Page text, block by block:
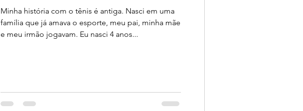
Minha história com o tênis é antiga. Nasci em uma
família que já amava o esporte, meu pai, minha mãe
e meu irmão jogavam. Eu nasci 4 anos...